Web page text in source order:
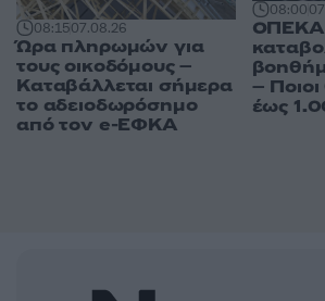
08:1507.08.26
Ώρα πληρωμών για
τους οικοδόμους –
Καταβάλλεται σήμερα
το αδειοδωρόσημο
από τον e-ΕΦΚΑ
08:00
–
έως